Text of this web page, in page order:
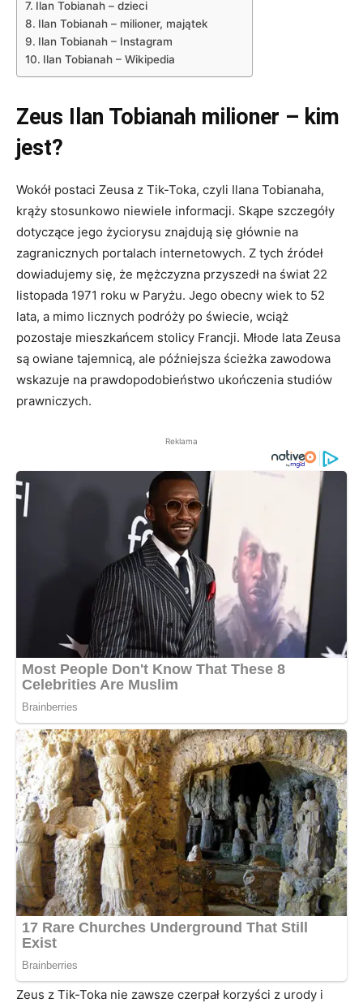
Ilan Tobianah – dzieci
Ilan Tobianah – milioner, majątek
Ilan Tobianah – Instagram
Ilan Tobianah – Wikipedia
Zeus Ilan Tobianah milioner – kim
jest?
Wokół postaci Zeusa z Tik-Toka, czyli Ilana Tobianaha,
krąży stosunkowo niewiele informacji. Skąpe szczegóły
dotyczące jego życiorysu znajdują się głównie na
zagranicznych portalach internetowych. Z tych źródeł
dowiadujemy się, że mężczyzna przyszedł na świat 22
listopada 1971 roku w Paryżu. Jego obecny wiek to 52
lata, a mimo licznych podróży po świecie, wciąż
pozostaje mieszkańcem stolicy Francji. Młode lata Zeusa
są owiane tajemnicą, ale późniejsza ścieżka zawodowa
wskazuje na prawdopodobieństwo ukończenia studiów
prawniczych.
Reklama
Zeus z Tik-Toka nie zawsze czerpał korzyści z urody i